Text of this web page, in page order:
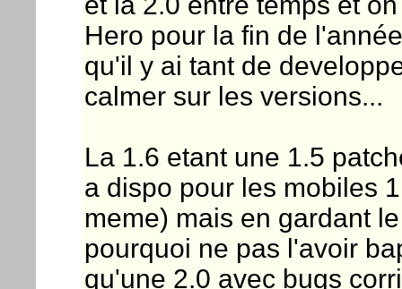
Hero pour la fin de
qu'il y ai tant de
calmer sur les versions...
La 1.6 etant une 1.5
a dispo pour les mobiles
meme) mais en gardant
pourquoi ne pas l'avoir
qu'une 2.0 avec bugs